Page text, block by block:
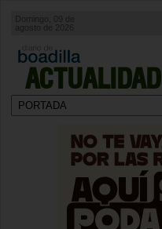
ACTUALIDAD
Domingo, 09 de
agosto de 2026